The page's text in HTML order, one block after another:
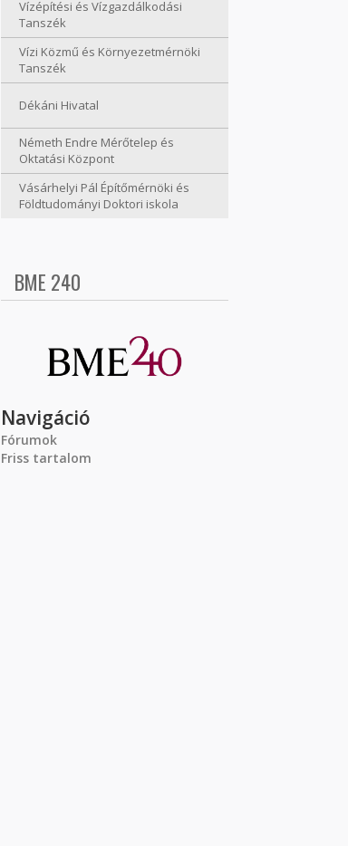
Vízépítési és Vízgazdálkodási
Tanszék
Vízi Közmű és Környezetmérnöki
Tanszék
Dékáni Hivatal
Németh Endre Mérőtelep és
Oktatási Központ
Vásárhelyi Pál Építőmérnöki és
Földtudományi Doktori iskola
BME 240
Navigáció
Fórumok
Friss tartalom